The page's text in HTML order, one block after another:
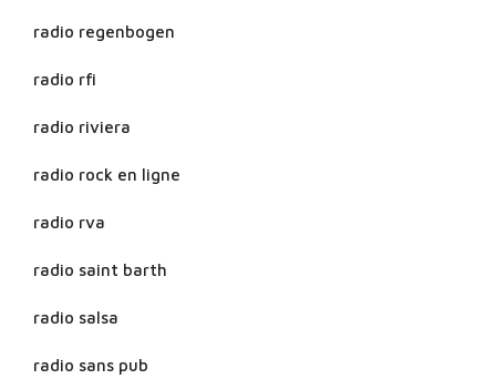
radio regenbogen
radio rfi
radio riviera
radio rock en ligne
radio rva
radio saint barth
radio salsa
radio sans pub